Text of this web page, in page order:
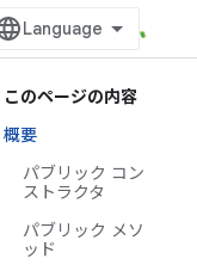
このページの内容
概要
パブリック コン
ストラクタ
パブリック メソ
ッド